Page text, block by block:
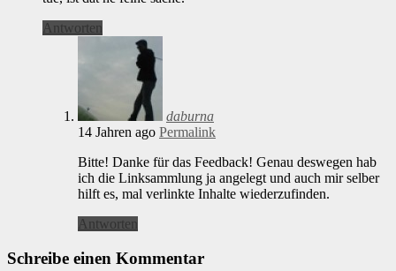
Antworten
daburna
14 Jahren ago Permalink
Bitte! Danke für das Feedback! Genau deswegen hab
ich die Linksammlung ja angelegt und auch mir selber
hilft es, mal verlinkte Inhalte wiederzufinden.
Antworten
Schreibe einen Kommentar